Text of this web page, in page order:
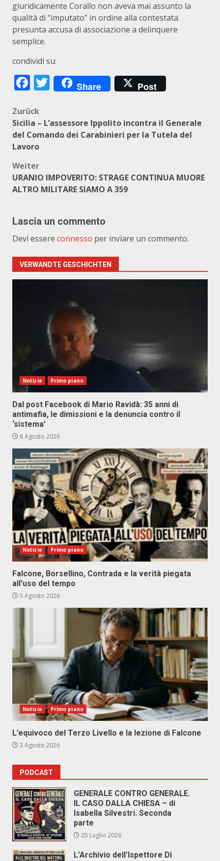
giuridicamente Corallo non aveva mai assunto la
qualità di “imputato” in ordine alla contestata
presunta accusa di associazione a delinquere
semplice.
condividi su:
Facebook
Twitter
Share Post
Beitragsnavigation
Zurück
Sicilia – L’assessore Ippolito incontra il Generale
del Comando dei Carabinieri per la Tutela del
Lavoro
Weiter
URANIO IMPOVERITO: STRAGE CONTINUA MUORE
ALTRO MILITARE SIAMO A 359
Lascia un commento
Devi essere connesso per inviare un commento.
VERWANDTE GESCHICHTEN
Notizie Primo piano
Dal post Facebook di Mario Ravidà: 35 anni di
antimafia, le dimissioni e la denuncia contro il
‘sistema’
8 Agosto 2026
Notizie Primo piano
Falcone, Borsellino, Contrada e la verità piegata
all’uso del tempo
5 Agosto 2026
Notizie Primo piano
L’equivoco del Terzo Livello e la lezione di Falcone
3 Agosto 2026
PODCAST
GENERALE CONTRO GENERALE.
IL CASO DALLA CHIESA – di
Isabella Silvestri. Seconda
parte
25 Luglio 2026
L’Archivio dell’Ispettore Di